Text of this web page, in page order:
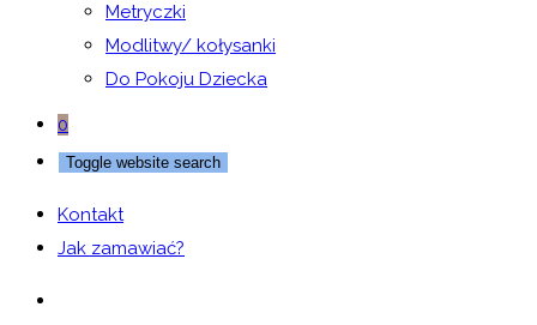
Metryczki
Modlitwy/ kołysanki
Do Pokoju Dziecka
0
Toggle website search
Kontakt
Jak zamawiać?